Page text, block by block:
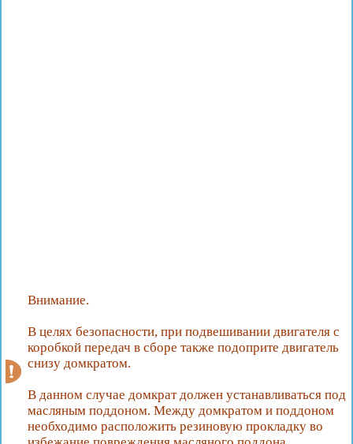
Внимание.
В целях безопасности, при подвешивании двигателя с
коробкой передач в сборе также подоприте двигатель
снизу домкратом.
В данном случае домкрат должен устанавливаться под
масляным поддоном. Между домкратом и поддоном
необходимо расположить резиновую прокладку во